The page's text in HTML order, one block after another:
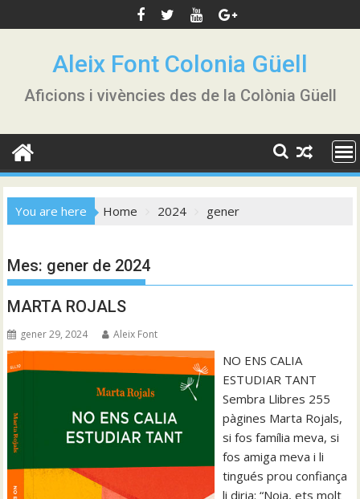
to
Aleix Font Colonia Güell
Aficions i vivències des de la Colònia Güell
You are here Home 2024 gener
Mes: gener de 2024
MARTA ROJALS
gener 29, 2024 Aleix Font
NO ENS CALIA
ESTUDIAR TANT
Sembra Llibres 255
pàgines Marta Rojals,
si fos família meva, si
fos amiga meva i li
tingués prou confiança
li diria: “Noia, ets molt